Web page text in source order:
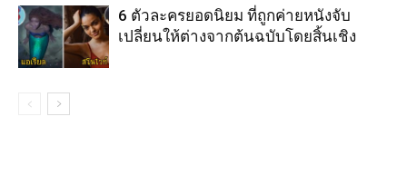
6 ตัวละครยอดนิยม ที่ถูกค่ายหนังจับ
เปลี่ยนให้ต่างจากต้นฉบับโดยสิ้นเชิง